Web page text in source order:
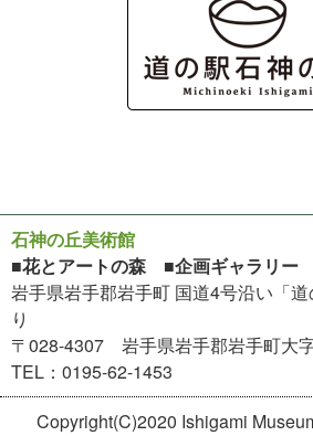
石神の丘美術館
■花とアートの森 ■企画ギャラリー
岩手県岩手郡岩手町 国道4号沿い「
り
〒028-4307 岩手県岩手郡岩手町大
TEL：0195-62-1453
Copyright(C)2020 Ishigami